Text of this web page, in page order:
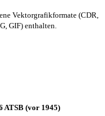
Vektorgrafikformate (CDR,
GIF) enthalten.
ATSB (vor 1945)